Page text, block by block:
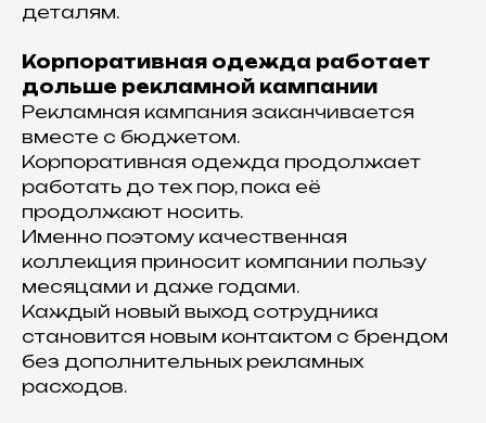
деталям.
Корпоративная одежда работает
дольше рекламной кампании
Рекламная кампания заканчивается
вместе с бюджетом.
Корпоративная одежда продолжает
работать до тех пор, пока её
продолжают носить.
Именно поэтому качественная
коллекция приносит компании пользу
месяцами и даже годами.
Каждый новый выход сотрудника
становится новым контактом с брендом
без дополнительных рекламных
расходов.